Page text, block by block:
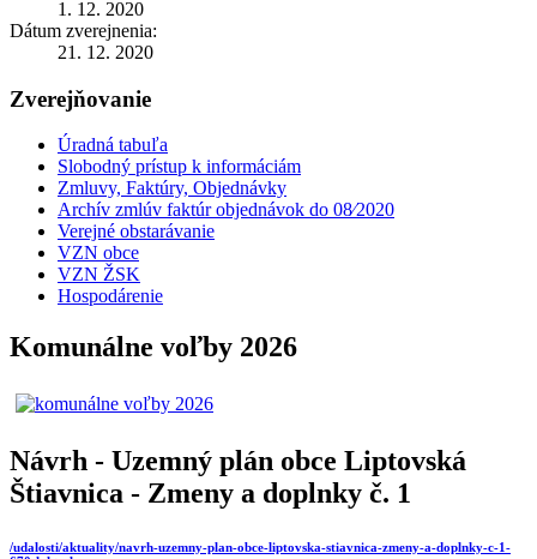
1. 12. 2020
Dátum zverejnenia:
21. 12. 2020
Zverejňovanie
Úradná tabuľa
Slobodný prístup k informáciám
Zmluvy, Faktúry, Objednávky
Archív zmlúv faktúr objednávok do 08⁄2020
Verejné obstarávanie
VZN obce
VZN ŽSK
Hospodárenie
Komunálne voľby 2026
Návrh - Uzemný plán obce Liptovská
Štiavnica - Zmeny a doplnky č. 1
/udalosti/aktuality/navrh-uzemny-plan-obce-liptovska-stiavnica-zmeny-a-doplnky-c-1-